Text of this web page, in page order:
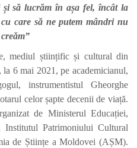
să lucrăm în așa fel, încât la
care să ne putem mândri nu
mediul științific și cultural din
6 mai 2021, pe academicianul,
instrumentistul Gheorghe
celor șapte decenii de viață.
de Ministerul Educației,
Patrimoniului Cultural
de Științe a Moldovei (AȘM).